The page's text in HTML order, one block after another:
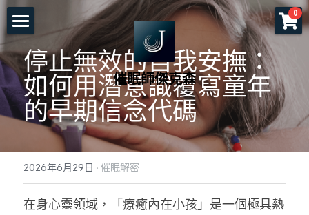
催眠師傑克森
0
首頁
關於老師
一對一服務
命運重塑計畫
催眠服務
頌缽及量子觸療
一日工作坊
自我催眠工作坊
前世今生工作坊
催眠師培訓課程
NGH催眠師證照班
免費講座
停止無效的自我安撫：
如何用潛意識覆寫童年
的早期信念代碼
2026年6月29日 · 催眠解密
在身心靈領域，「療癒內在小孩」是一個極具熱
×
商品分類
所有商品分類